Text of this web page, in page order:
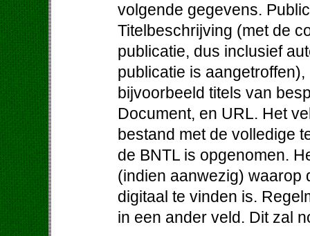
volgende gegevens.
Titelbeschrijving (met de
publicatie, dus inclusief
publicatie is
bijvoorbeeld titels van
Document, en URL. Het
bestand met de volledige
de BNTL is opgenomen.
(indien aanwezig) waarop
digitaal te vinden is.
in een ander veld. Dit zal